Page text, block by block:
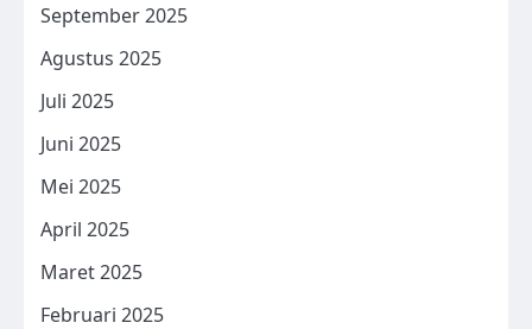
September 2025
Agustus 2025
Juli 2025
Juni 2025
Mei 2025
April 2025
Maret 2025
Februari 2025